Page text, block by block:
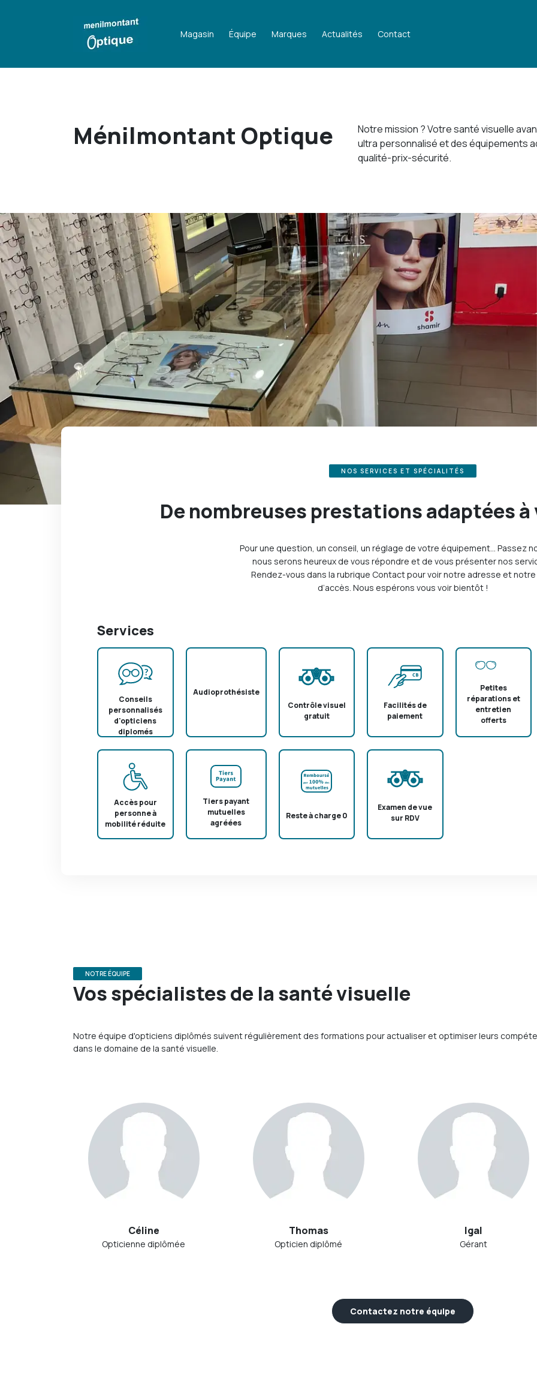
Magasin Équipe Marques Actualités Contact
Ménilmontant Optique
Notre mission ? Votre santé visuelle
ultra personnalisé et des équipements
qualité-prix-sécurité.
NOS SERVICES ET SPÉCIALITÉS
De nombreuses prestations adaptées à
Pour une question, un conseil, un réglage de votre équipement… Passez
nous serons heureux de vous répondre et de vous présenter nos
Rendez-vous dans la rubrique Contact pour voir notre adresse et notre
d’accès. Nous espérons vous voir bientôt !
Services
Conseils
personnalisés
d'opticiens
diplomés
Audioprothésiste
Contrôle visuel
gratuit
Facilités de
paiement
Petites
réparations et
entretien
offerts
Accès pour
personne à
mobilité réduite
Tiers payant
mutuelles
agréées
Reste à charge 0
Examen de vue
sur RDV
NOTRE ÉQUIPE
Vos spécialistes de la santé visuelle
Notre équipe d'opticiens diplômés suivent régulièrement des formations pour actualiser et optimiser leurs
dans le domaine de la santé visuelle.
Céline
Opticienne diplômée
Thomas
Opticien diplômé
Igal
Gérant
Contactez notre équipe